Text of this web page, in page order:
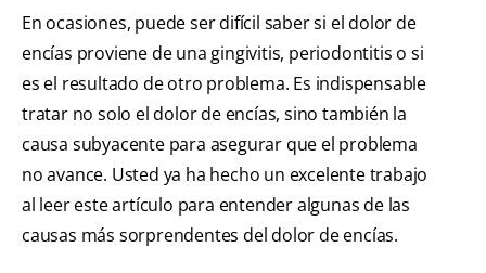
En ocasiones, puede ser difícil saber si el dolor de
encías proviene de una gingivitis, periodontitis o si
es el resultado de otro problema. Es indispensable
tratar no solo el dolor de encías, sino también la
causa subyacente para asegurar que el problema
no avance. Usted ya ha hecho un excelente trabajo
al leer este artículo para entender algunas de las
causas más sorprendentes del dolor de encías.